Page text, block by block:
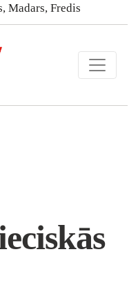
Madars, Fredis